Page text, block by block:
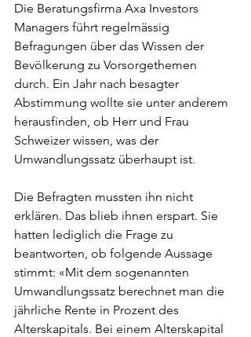
Die Beratungsfirma Axa Investors
Managers führt regelmässig
Befragungen über das Wissen der
Bevölkerung zu Vorsorgethemen
durch. Ein Jahr nach besagter
Abstimmung wollte sie unter anderem
herausfinden, ob Herr und Frau
Schweizer wissen, was der
Umwandlungssatz überhaupt ist.
Die Befragten mussten ihn nicht
erklären. Das blieb ihnen erspart. Sie
hatten lediglich die Frage zu
beantworten, ob folgende Aussage
stimmt: «Mit dem sogenannten
Umwandlungssatz berechnet man die
jährliche Rente in Prozent des
Alterskapitals. Bei einem Alterskapital